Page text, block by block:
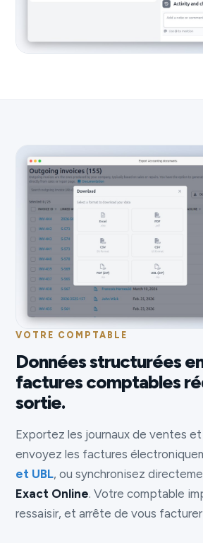
VOTRE COMPTABLE
Données structurées
factures comptables
sortie.
Exportez les journaux de ventes
envoyez les factures
et UBL, ou synchronisez
Exact Online. Votre comptable
ressaisir, et arrête de vous